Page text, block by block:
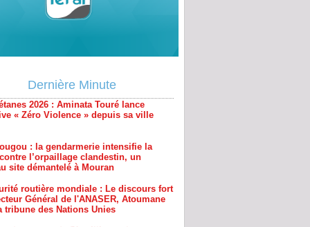
Dernière Minute
: la gendarmerie intensifie la
l’orpaillage clandestin, un
routière mondiale : Le discours fort
Général de l'ANASER, Atoumane
tribune des Nations Unies
contrat de 50 millions : Les
de la Lonase